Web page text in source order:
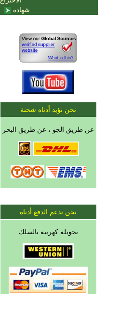
شهادة
نحن نؤيد أدناه شحنة
عن طريق الجو ، عن طريق البحر
نحن ندعم الدفع أدناه
تحويلة كهربية بالسلك